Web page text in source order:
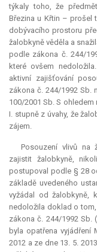
týkaly toho, že
Březina u Křtin – prošel
dobývacího prostoru
žalobkyně věděla a
podle zákona č. 244/
které ovšem
aktivní zajišťování
zákona č. 244/1992 Sb.
100/2001 Sb. S
I. stupně z úvahy, že
zájem.
Posouzení vlivů na
zajistit žalobkyně,
postupoval podle § 28
základě uvedeného
vyžádal od žalobkyně,
nedoložila doklad o
zákona č. 244/1992 Sb.
byla opatřena vyjádření
2012 a ze dne 13. 5.